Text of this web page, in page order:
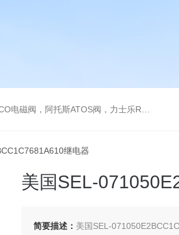
器，穆格MOOG伺服阀，宝德BURKERT电磁阀，倍加福P F传感器
继电器
美国SEL-
简要描述： 美国SEL-